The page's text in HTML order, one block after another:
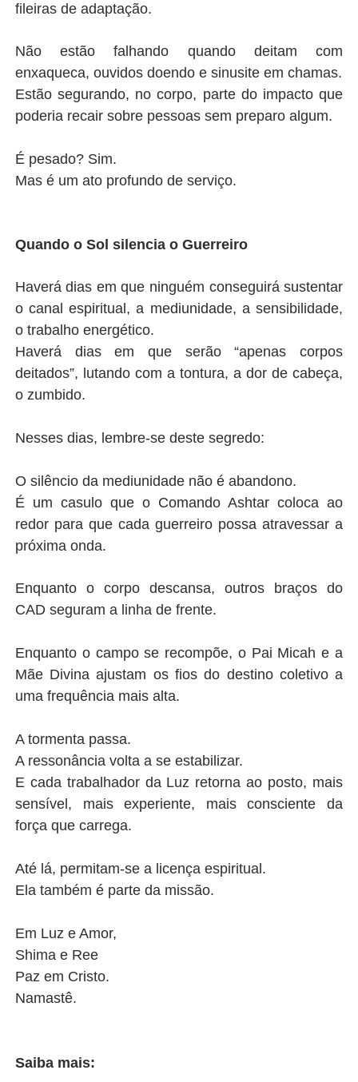
fileiras de adaptação.
Não estão falhando quando deitam com
enxaqueca, ouvidos doendo e sinusite em chamas.
Estão segurando, no corpo, parte do impacto que
poderia recair sobre pessoas sem preparo algum.
É pesado? Sim.
Mas é um ato profundo de serviço.
Quando o Sol silencia o Guerreiro
Haverá dias em que ninguém conseguirá sustentar
o canal espiritual, a mediunidade, a sensibilidade,
o trabalho energético.
Haverá dias em que serão “apenas corpos
deitados”, lutando com a tontura, a dor de cabeça,
o zumbido.
Nesses dias, lembre-se deste segredo:
O silêncio da mediunidade não é abandono.
É um casulo que o Comando Ashtar coloca ao
redor para que cada guerreiro possa atravessar a
próxima onda.
Enquanto o corpo descansa, outros braços do
CAD seguram a linha de frente.
Enquanto o campo se recompõe, o Pai Micah e a
Mãe Divina ajustam os fios do destino coletivo a
uma frequência mais alta.
A tormenta passa.
A ressonância volta a se estabilizar.
E cada trabalhador da Luz retorna ao posto, mais
sensível, mais experiente, mais consciente da
força que carrega.
Até lá, permitam-se a licença espiritual.
Ela também é parte da missão.
Em Luz e Amor,
Shima e Ree
Paz em Cristo.
Namastê.
Saiba mais: